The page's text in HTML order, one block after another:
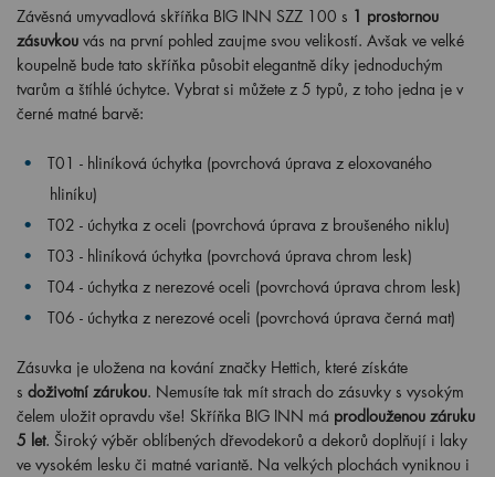
Závěsná umyvadlová skříňka BIG INN SZZ 100 s 1 prostornou
zásuvkou vás na první pohled zaujme svou velikostí. Avšak ve velké
koupelně bude tato skříňka působit elegantně díky jednoduchým
tvarům a štíhlé úchytce. Vybrat si můžete z 5 typů, z toho jedna je v
černé matné barvě:
T01 - hliníková úchytka (povrchová úprava z eloxovaného
hliníku)
T02 - úchytka z oceli (povrchová úprava z broušeného niklu)
T03 - hliníková úchytka (povrchová úprava chrom lesk)
T04 - úchytka z nerezové oceli (povrchová úprava chrom lesk)
T06 - úchytka z nerezové oceli (povrchová úprava černá mat)
Zásuvka je uložena na kování značky Hettich, které získáte
s doživotní zárukou. Nemusíte tak mít strach do zásuvky s vysokým
čelem uložit opravdu vše! Skříňka BIG INN má prodlouženou záruku
5 let. Široký výběr oblíbených dřevodekorů a dekorů doplňují i laky
ve vysokém lesku či matné variantě. Na velkých plochách vyniknou i